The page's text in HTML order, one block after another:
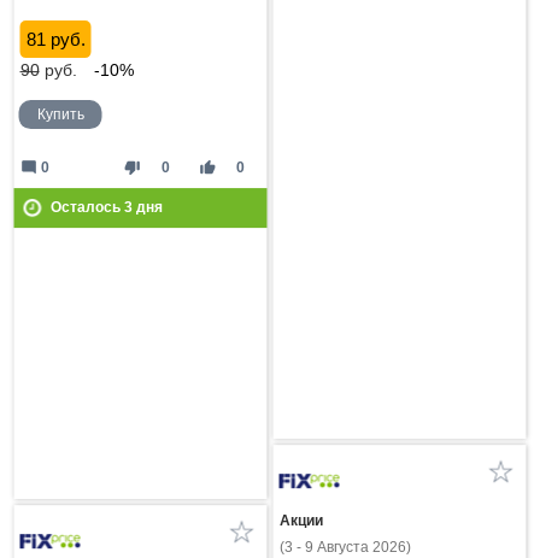
81 руб.
90руб. -10%
Купить
thumb_down 0 thumb_up 0
mode_comment 0
Осталось 3дня
Акции
(3 - 9 Августа 2026)